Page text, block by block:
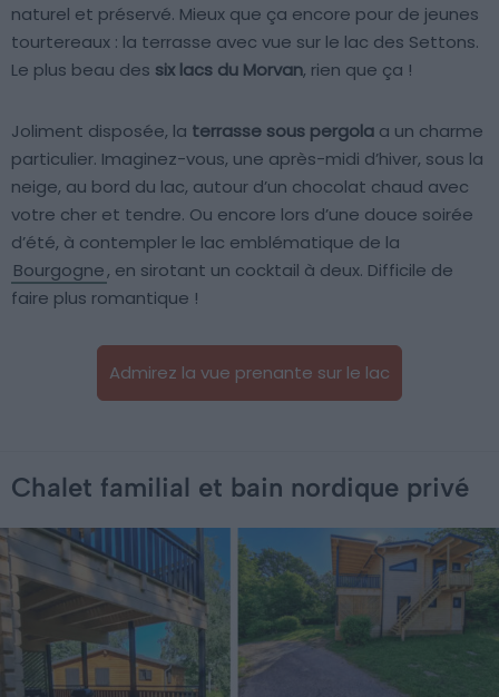
naturel et préservé. Mieux que ça encore pour de jeunes
tourtereaux : la terrasse avec vue sur le lac des Settons.
Le plus beau des six lacs du Morvan, rien que ça !
Joliment disposée, la terrasse sous pergola a un charme
particulier. Imaginez-vous, une après-midi d’hiver, sous la
neige, au bord du lac, autour d’un chocolat chaud avec
votre cher et tendre. Ou encore lors d’une douce soirée
d’été, à contempler le lac emblématique de la
Bourgogne, en sirotant un cocktail à deux. Difficile de
faire plus romantique !
Admirez la vue prenante sur le lac
Chalet familial et bain nordique privé